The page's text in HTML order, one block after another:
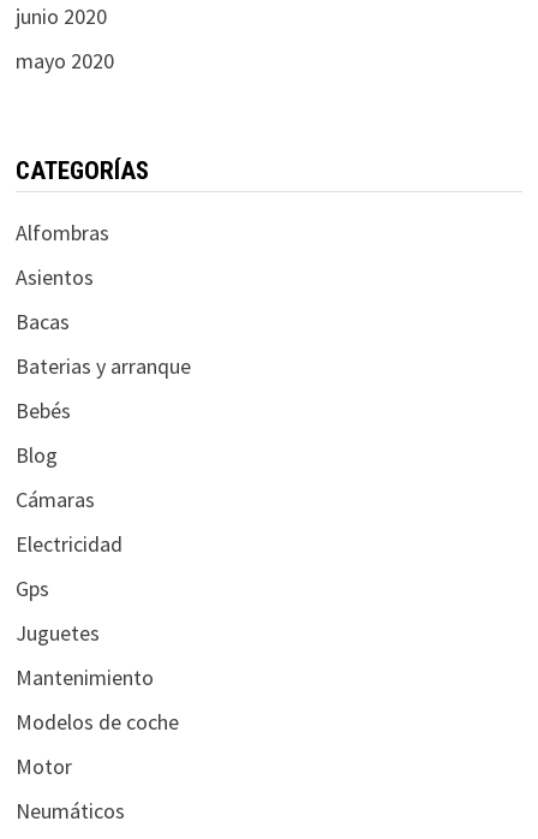
junio 2020
mayo 2020
CATEGORÍAS
Alfombras
Asientos
Bacas
Baterias y arranque
Bebés
Blog
Cámaras
Electricidad
Gps
Juguetes
Mantenimiento
Modelos de coche
Motor
Neumáticos